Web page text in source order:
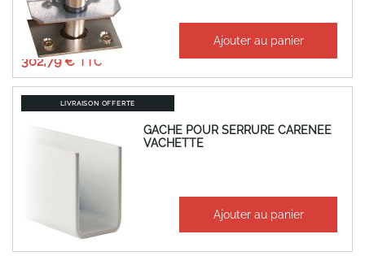
À partir de
302,79 €
252,32 € Ajouter au panier
LIVRAISON OFFERTE
GACHE POUR SERRURE CARENEE
VACHETTE
402,41 €
335,34 € Ajouter au panier